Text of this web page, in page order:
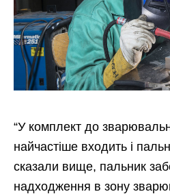
“У комплект до
найчастіше входить і
сказали вище, пальник
надходження в зону